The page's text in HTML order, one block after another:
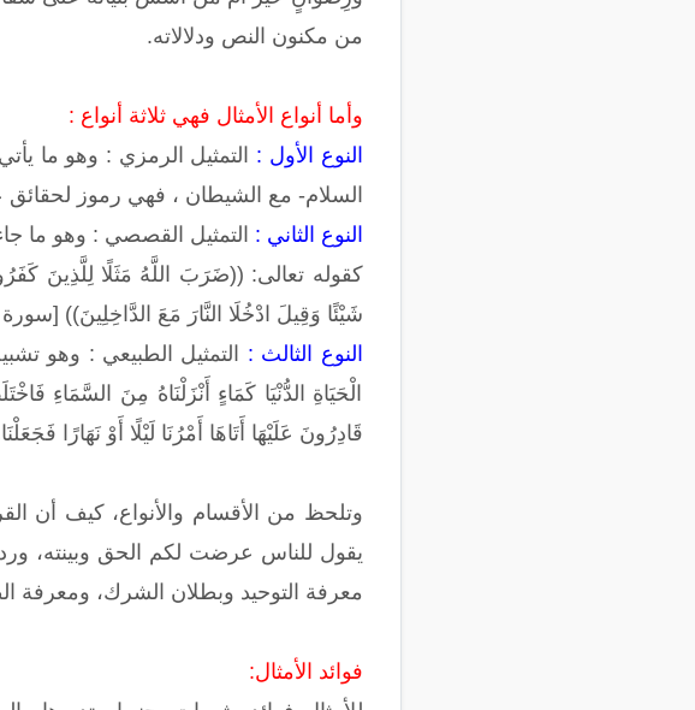
من مكنون النص ودلالاته.
وأما أنواع الأمثال فهي ثلاثة أنواع :
النوع الأول : التمثيل الرمزي : وهو ما
السلام- مع الشيطان ، فهي رموز لحقائق
النوع الثاني : التمثيل القصصي : وهو ما
كقوله تعالى: ((ضَرَبَ اللَّهُ مَثَلًا لِلَّذِينَ
شَيْئًا وَقِيلَ ادْخُلَا النَّارَ مَعَ الدَّاخِلِينَ)) [سورة
النوع الثالث : التمثيل الطبيعي : وهو
الْحَيَاةِ الدُّنْيَا كَمَاءٍ أَنْزَلْنَاهُ مِنَ السَّمَاءِ
قَادِرُونَ عَلَيْهَا أَتَاهَا أَمْرُنَا لَيْلًا أَوْ نَهَارًا
وتلحظ من الأقسام والأنواع، كيف أن
يقول للناس عرضت لكم الحق وبينته،
معرفة التوحيد وبطلان الشرك، ومعرفة
فوائد الأمثال: